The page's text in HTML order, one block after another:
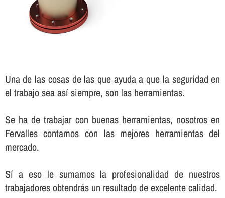
Una de las cosas de las que ayuda a que la seguridad en
el trabajo sea así­ siempre, son las herramientas.
Se ha de trabajar con buenas herramientas, nosotros en
Fervalles contamos con las mejores herramientas del
mercado.
Sí­ a eso le sumamos la profesionalidad de nuestros
trabajadores obtendrás un resultado de excelente calidad.